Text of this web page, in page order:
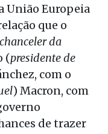
União Europeia
que o
chanceler da
(presidente de
com o
) Macron, com
de trazer